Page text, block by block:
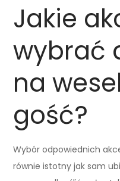
Jakie
wybrać
na
gość?
Wybór odpowiednich
równie istotny jak sam